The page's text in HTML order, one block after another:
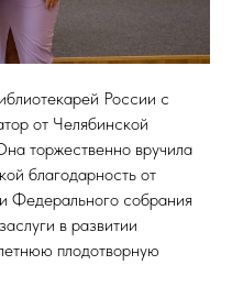
России с
от Челябинской
торжественно вручила
благодарность от
Федерального собрания
в развитии
плодотворную